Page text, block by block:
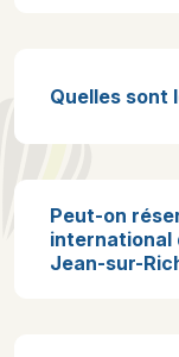
Quelles sont
Peut-on
international
Jean-sur-